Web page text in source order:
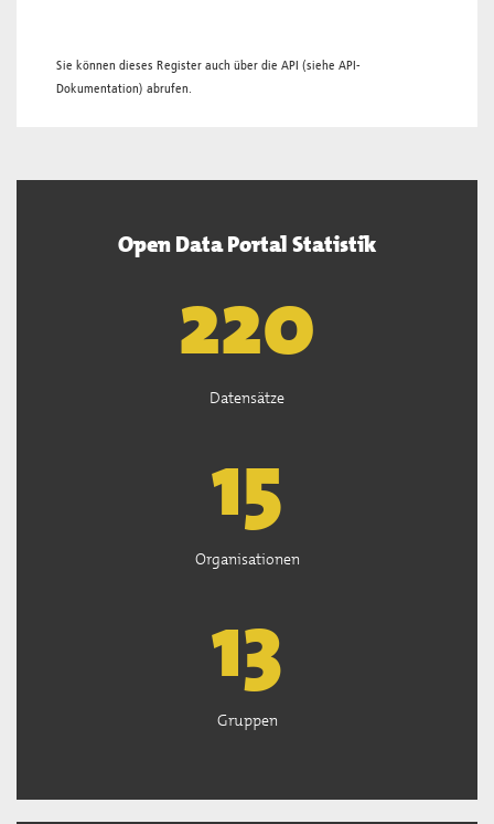
Sie können dieses Register auch über die API (siehe API-
Dokumentation) abrufen.
Open Data Portal Statistik
221
Datensätze
15
Organisationen
13
Gruppen